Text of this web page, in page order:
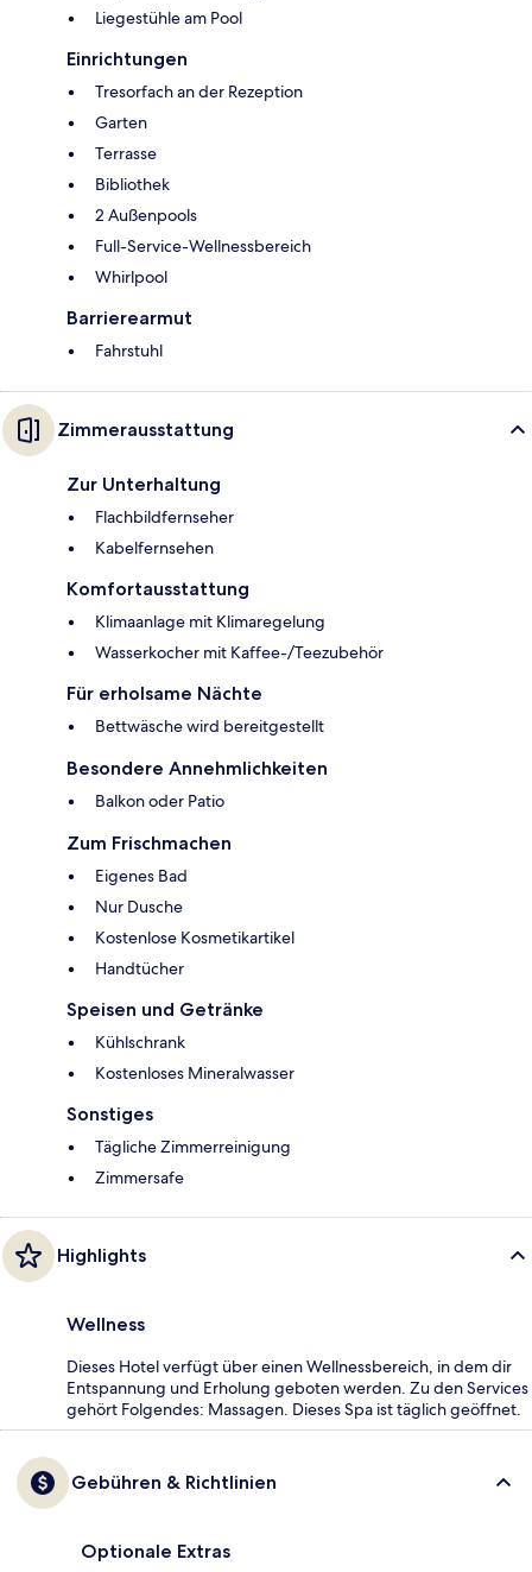
Liegestühle am Pool
Einrichtungen
Tresorfach an der Rezeption
Garten
Terrasse
Bibliothek
2 Außenpools
Full-Service-Wellnessbereich
Whirlpool
Barrierearmut
Fahrstuhl
Zimmerausstattung
Zur Unterhaltung
Flachbildfernseher
Kabelfernsehen
Komfortausstattung
Klimaanlage mit Klimaregelung
Wasserkocher mit Kaffee-/Teezubehör
Für erholsame Nächte
Bettwäsche wird bereitgestellt
Besondere Annehmlichkeiten
Balkon oder Patio
Zum Frischmachen
Eigenes Bad
Nur Dusche
Kostenlose Kosmetikartikel
Handtücher
Speisen und Getränke
Kühlschrank
Kostenloses Mineralwasser
Sonstiges
Tägliche Zimmerreinigung
Zimmersafe
Highlights
Wellness
Dieses Hotel verfügt über einen Wellnessbereich, in dem dir
Entspannung und Erholung geboten werden. Zu den Services
gehört Folgendes: Massagen. Dieses Spa ist täglich geöffnet.
Gebühren & Richtlinien
Optionale Extras